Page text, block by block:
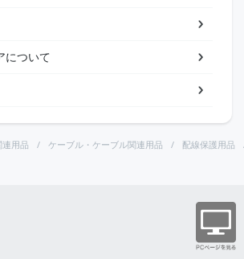
について
用品 ケーブル・ケーブル関連用品 配線保護用品